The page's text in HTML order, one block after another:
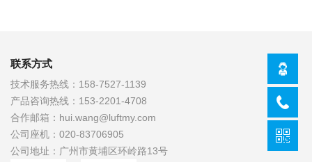
联系方式
技术服务热线： 158-7527-1139
产品咨询热线： 153-2201-4708
合作邮箱： hui.wang@luftmy.com
公司座机： 020-83706905
公司地址： 广州市黄埔区环岭路13号